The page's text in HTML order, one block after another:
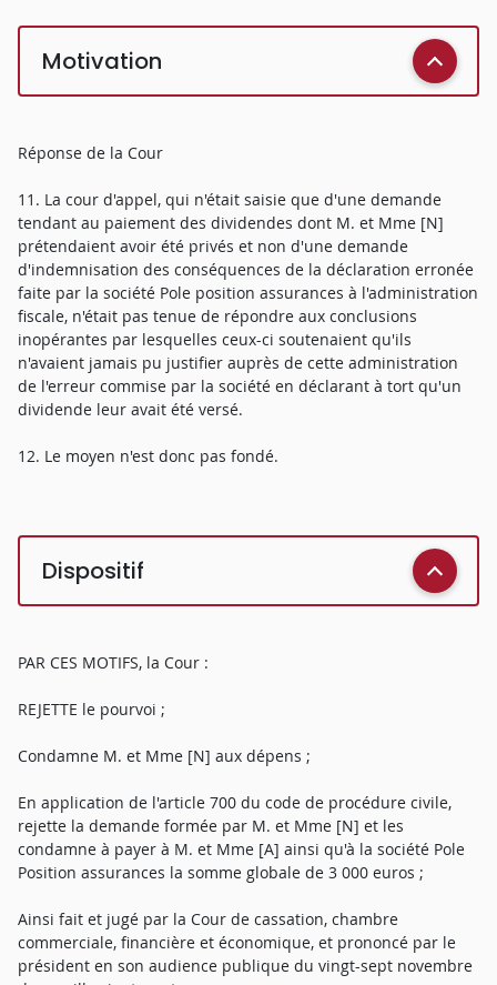
Motivation
Réponse de la Cour
11. La cour d'appel, qui n'était saisie que d'une demande
tendant au paiement des dividendes dont M. et Mme [N]
prétendaient avoir été privés et non d'une demande
d'indemnisation des conséquences de la déclaration erronée
faite par la société Pole position assurances à l'administration
fiscale, n'était pas tenue de répondre aux conclusions
inopérantes par lesquelles ceux-ci soutenaient qu'ils
n'avaient jamais pu justifier auprès de cette administration
de l'erreur commise par la société en déclarant à tort qu'un
dividende leur avait été versé.
12. Le moyen n'est donc pas fondé.
Dispositif
PAR CES MOTIFS, la Cour :
REJETTE le pourvoi ;
Condamne M. et Mme [N] aux dépens ;
En application de l'article 700 du code de procédure civile,
rejette la demande formée par M. et Mme [N] et les
condamne à payer à M. et Mme [A] ainsi qu'à la société Pole
Position assurances la somme globale de 3 000 euros ;
Ainsi fait et jugé par la Cour de cassation, chambre
commerciale, financière et économique, et prononcé par le
président en son audience publique du vingt-sept novembre